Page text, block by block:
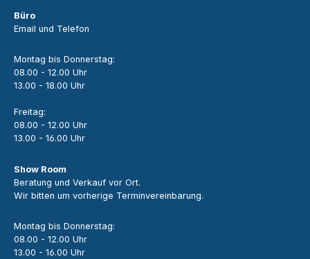
Büro
Email und Telefon
Montag bis Donnerstag:
08.00 - 12.00 Uhr
13.00 - 18.00 Uhr
Freitag:
08.00 - 12.00 Uhr
13.00 - 16.00 Uhr
Show Room
Beratung und Verkauf vor Ort.
Wir bitten um vorherige Terminvereinbarung.
Montag bis Donnerstag:
08.00 - 12.00 Uhr
13.00 - 16.00 Uhr